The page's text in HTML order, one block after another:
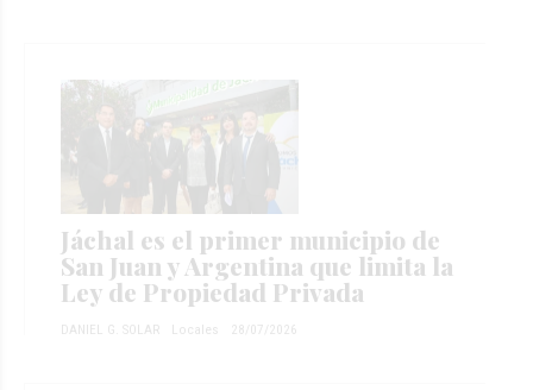
Jáchal es el primer municipio de
San Juan y Argentina que limita la
Ley de Propiedad Privada
DANIEL G. SOLAR Locales 28/07/2026